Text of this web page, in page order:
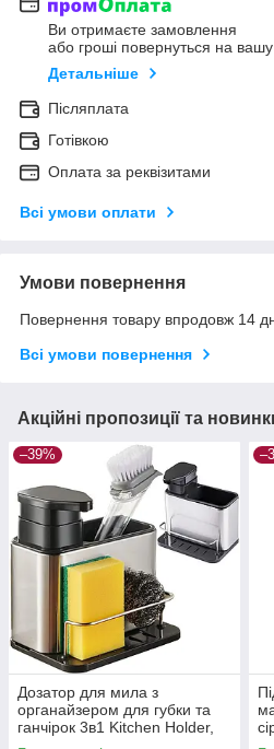
Ви отримаєте замовлення
або гроші повернуться на вашу
Детальніше
Післяплата
Готівкою
Оплата за реквізитами
Всі умови оплати
Умови повернення
Повернення товару впродовж 14
Всі умови повернення
Акційні пропозиції та
–39%
Дозатор для мила з
органайзером для губки та
ганчірок 3в1 Kitchen Holder,
сушарка для ложок і виделок